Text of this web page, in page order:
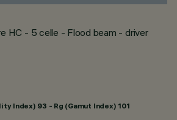
HC - 5 celle - Flood beam - driver
Index) 93 - Rg (Gamut Index) 101